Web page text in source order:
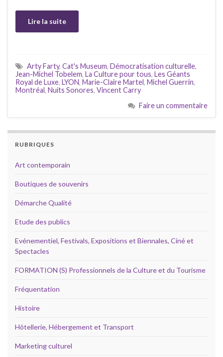
Lire la suite
Arty Farty, Cat's Museum, Démocratisation culturelle,
Jean-Michel Tobelem, La Culture pour tous, Les Géants
Royal de Luxe, LYON, Marie-Claire Martel, Michel Guerrin,
Montréal, Nuits Sonores, Vincent Carry
Faire un commentaire
RUBRIQUES
Art contemporain
Boutiques de souvenirs
Démarche Qualité
Etude des publics
Evénementiel, Festivals, Expositions et Biennales, Ciné et
Spectacles
FORMATION (S) Professionnels de la Culture et du Tourisme
Fréquentation
Histoire
Hôtellerie, Hébergement et Transport
Marketing culturel